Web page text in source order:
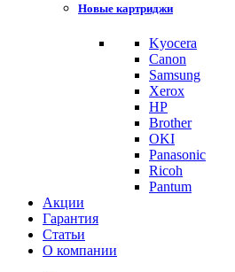
Новые картриджи
Kyocera
Canon
Samsung
Xerox
HP
Brother
OKI
Panasonic
Ricoh
Pantum
Акции
Гарантия
Статьи
О компании